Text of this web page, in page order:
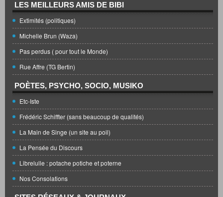
LES MEILLEURS AMIS DE BIBI
Extimités (politiques)
Michelle Brun (Waza)
Pas perdus ( pour tout le Monde)
Rue Affre (TG Bertin)
POÈTES, PSYCHO, SOCIO, MUSIKO
Etc-Iste
Frédéric Schiffter (sans beaucoup de qualités)
La Main de Singe (un site au poil)
La Pensée du Discours
Librelulle : potache potiche et poterne
Nos Consolations